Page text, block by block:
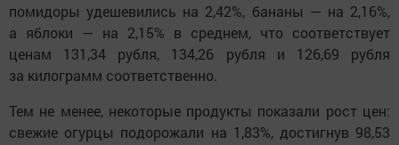
помидоры удешевились на 2,42%, бананы — на 2,16%,
а яблоки — на 2,15% в среднем, что соответствует
ценам 131,34 рубля, 134,26 рубля и 126,69 рубля
за килограмм соответственно.
Тем не менее, некоторые продукты показали рост цен:
свежие огурцы подорожали на 1,83%, достигнув 98,53